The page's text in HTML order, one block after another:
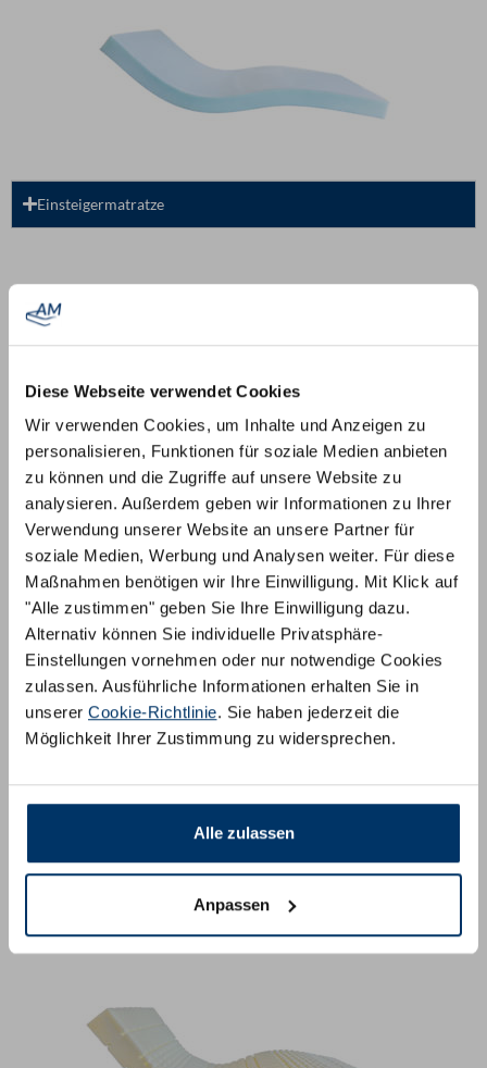
Diese Webseite verwendet Cookies
Wir verwenden Cookies, um Inhalte und Anzeigen zu
personalisieren, Funktionen für soziale Medien anbieten
zu können und die Zugriffe auf unsere Website zu
analysieren. Außerdem geben wir Informationen zu Ihrer
Verwendung unserer Website an unsere Partner für
soziale Medien, Werbung und Analysen weiter. Für diese
Maßnahmen benötigen wir Ihre Einwilligung. Mit Klick auf
"Alle zustimmen" geben Sie Ihre Einwilligung dazu.
Alternativ können Sie individuelle Privatsphäre-
Einstellungen vornehmen oder nur notwendige Cookies
zulassen. Ausführliche Informationen erhalten Sie in
unserer Cookie-Richtlinie. Sie haben jederzeit die
Möglichkeit Ihrer Zustimmung zu widersprechen.
Alle zulassen
Anpassen
Einsteigermatratze
Komfort Kaltschaum
Taschenfederkernmodell